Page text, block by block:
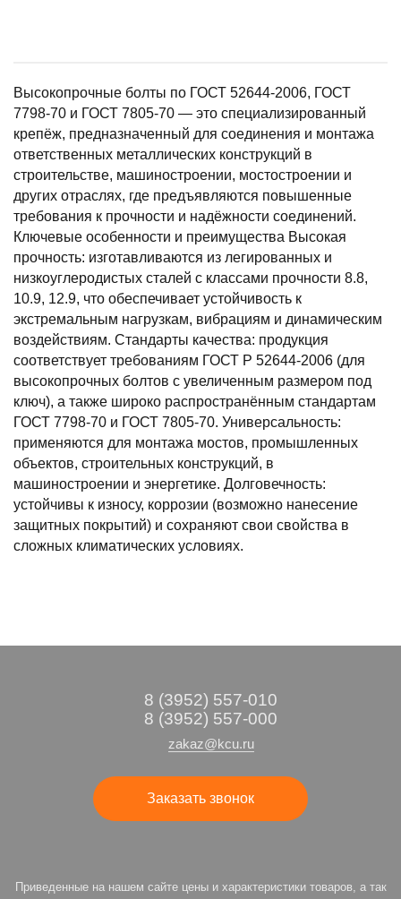
Высокопрочные болты по ГОСТ 52644-2006, ГОСТ
7798-70 и ГОСТ 7805-70 — это специализированный
крепёж, предназначенный для соединения и монтажа
ответственных металлических конструкций в
строительстве, машиностроении, мостостроении и
других отраслях, где предъявляются повышенные
требования к прочности и надёжности соединений.
Ключевые особенности и преимущества Высокая
прочность: изготавливаются из легированных и
низкоуглеродистых сталей с классами прочности 8.8,
10.9, 12.9, что обеспечивает устойчивость к
экстремальным нагрузкам, вибрациям и динамическим
воздействиям. Стандарты качества: продукция
соответствует требованиям ГОСТ Р 52644-2006 (для
высокопрочных болтов с увеличенным размером под
ключ), а также широко распространённым стандартам
ГОСТ 7798-70 и ГОСТ 7805-70. Универсальность:
применяются для монтажа мостов, промышленных
объектов, строительных конструкций, в
машиностроении и энергетике. Долговечность:
устойчивы к износу, коррозии (возможно нанесение
защитных покрытий) и сохраняют свои свойства в
сложных климатических условиях.
8 (3952) 557-010
8 (3952) 557-000
zakaz@kcu.ru
Заказать звонок
Приведенные на нашем сайте цены и характеристики товаров, а так